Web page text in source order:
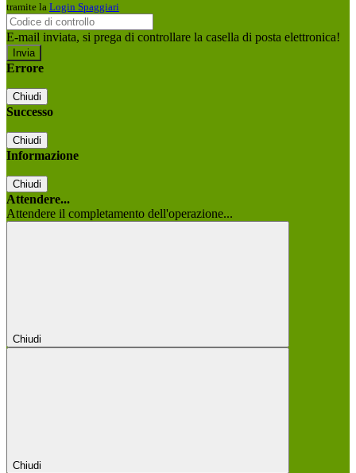
tramite la Login Spaggiari
E-mail inviata, si prega di controllare la casella di posta elettronica!
Errore
Chiudi
Successo
Chiudi
Informazione
Chiudi
Attendere...
Attendere il completamento dell'operazione...
Chiudi
Chiudi